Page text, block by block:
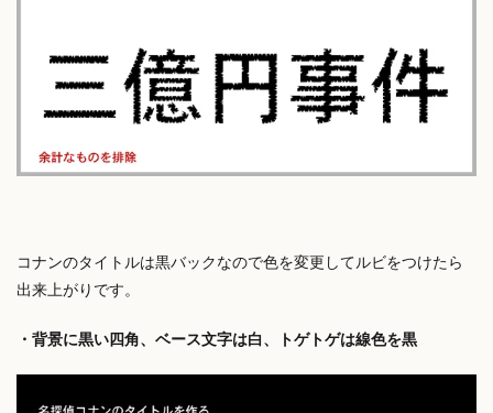
コナンのタイトルは黒バックなので色を変更してルビをつけたら
出来上がりです。
・背景に黒い四角、ベース文字は白、トゲトゲは線色を黒